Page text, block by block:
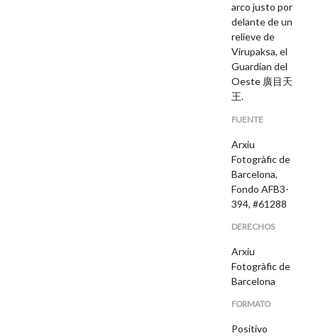
arco justo por
delante de un
relieve de
Virupaksa, el
Guardian del
Oeste 廣目天
王.
FUENTE
Arxiu
Fotogràfic de
Barcelona,
Fondo AFB3-
394, #61288
DERECHOS
Arxiu
Fotogràfic de
Barcelona
FORMATO
Positivo